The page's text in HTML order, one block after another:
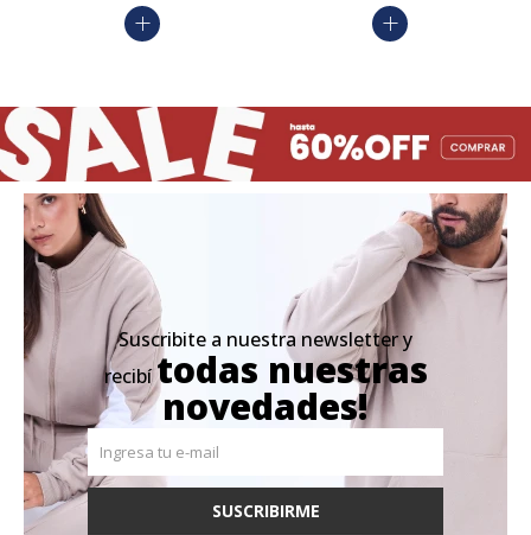
add add
Suscribite a nuestra newsletter y
recibítodas nuestras
novedades!
SUSCRIBIRME